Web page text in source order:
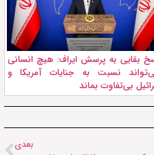
بقایی به پرسش ایراف: هیچ انسانی
نسبت به جنایات آمریکا و
بی‌تفاوت بماند
بعدی